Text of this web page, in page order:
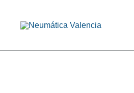
contenido